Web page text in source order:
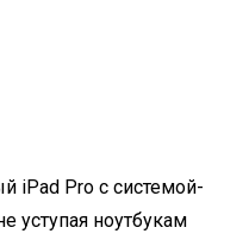
iPad Pro с системой-
уступая ноутбукам